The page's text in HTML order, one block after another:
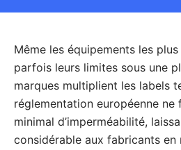
Même les équipements les
parfois leurs limites sous une
marques multiplient les labels
réglementation européenne ne
minimal d’imperméabilité,
considérable aux fabricants en